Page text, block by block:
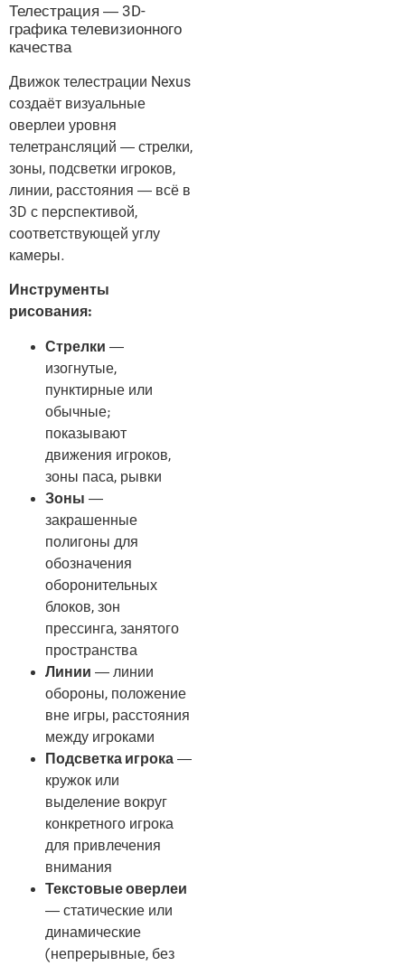
Телестрация — 3D-
графика телевизионного
качества
Движок телестрации Nexus
создаёт визуальные
оверлеи уровня
телетрансляций — стрелки,
зоны, подсветки игроков,
линии, расстояния — всё в
3D с перспективой,
соответствующей углу
камеры.
Инструменты
рисования:
Стрелки —
изогнутые,
пунктирные или
обычные;
показывают
движения игроков,
зоны паса, рывки
Зоны —
закрашенные
полигоны для
обозначения
оборонительных
блоков, зон
прессинга, занятого
пространства
Линии — линии
обороны, положение
вне игры, расстояния
между игроками
Подсветка игрока —
кружок или
выделение вокруг
конкретного игрока
для привлечения
внимания
Текстовые оверлеи
— статические или
динамические
(непрерывные, без